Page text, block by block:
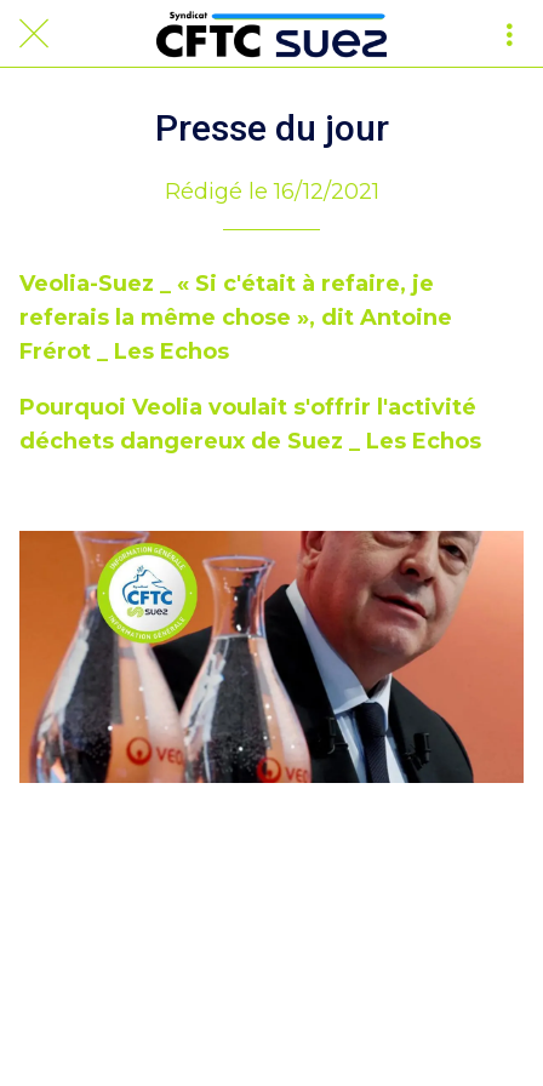
Presse du jour
Rédigé le 16/12/2021
Veolia-Suez _ « Si c'était à refaire, je
referais la même chose », dit Antoine
Frérot _ Les Echos
Pourquoi Veolia voulait s'offrir l'activité
déchets dangereux de Suez _ Les Echos